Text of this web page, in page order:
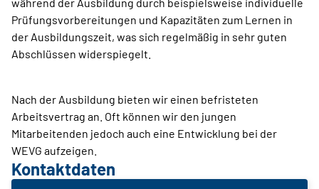
Prüfungsvorbereitungen und Kapazitäten zum Lernen in
der Ausbildungszeit, was sich regelmäßig in sehr guten
Abschlüssen widerspiegelt.
Nach der Ausbildung bieten wir einen befristeten
Arbeitsvertrag an. Oft können wir den jungen
Mitarbeitenden jedoch auch eine Entwicklung bei der
WEVG aufzeigen.
Kontaktdaten